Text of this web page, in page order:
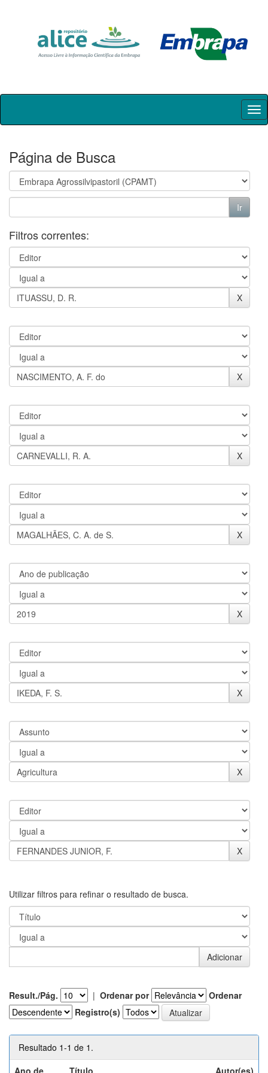
Skip
Página de Busca
Filtros correntes:
Utilizar filtros para refinar o resultado de busca.
Result./Pág. | Ordenar por
Ordenar
Registro(s)
Resultado 1-1 de 1.
Ano de
Título Autor(es)